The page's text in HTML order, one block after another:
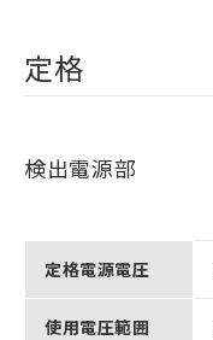
定格
検出電源部
定格電源電圧
使用電圧範囲